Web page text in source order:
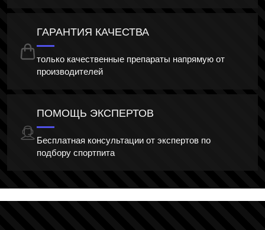
ГАРАНТИЯ КАЧЕСТВА
только качественные препараты напрямую от
производителей
ПОМОЩЬ ЭКСПЕРТОВ
Бесплатная консультации от экспертов по
подбору спортпита